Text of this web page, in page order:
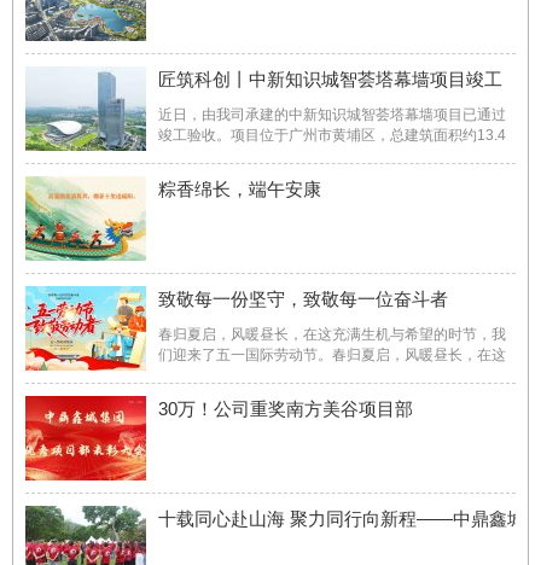
匠筑科创丨中新知识城智荟塔幕墙项目竣工
近日，由我司承建的中新知识城智荟塔幕墙项目已通过
竣工验收。项目位于广州市黄埔区，总建筑面积约13.4
建成后将依托中新合作机遇，创建集商业办公、文化旅
游、品质旅居、健康休闲一体的城市新名片，打造国际
粽香绵长，端午安康
致敬每一份坚守，致敬每一位奋斗者
春归夏启，风暖昼长，在这充满生机与希望的时节，我
们迎来了五一国际劳动节。春归夏启，风暖昼长，在这
世间所有的美好，皆由劳动者的双手浇灌而成。中鼎鑫
城向坚守岗位、奋力拼搏的每一位劳动者，致以最诚挚
30万！公司重奖南方美谷项目部
十载同心赴山海 聚力同行向新程——中鼎鑫城